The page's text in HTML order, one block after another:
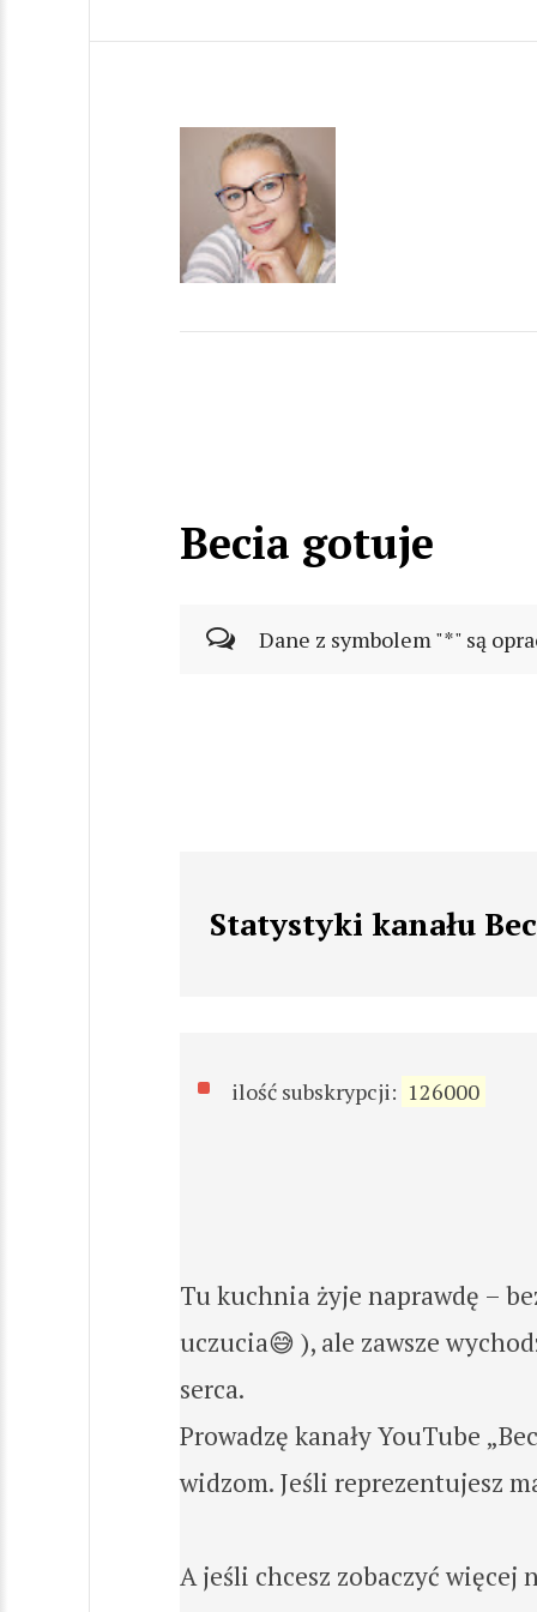
Becia gotuje
Dane z symbolem "*" są
Statystyki kanału
ilość subskrypcji: 126000
Tu kuchnia żyje naprawdę –
uczucia😅 ), ale zawsze
serca.
Prowadzę kanały YouTube
widzom. Jeśli reprezentujesz
A jeśli chcesz zobaczyć więcej